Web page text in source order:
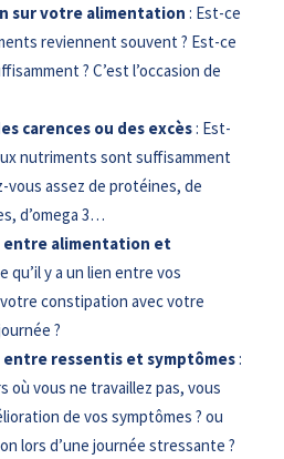
sur votre alimentation : Est-ce
reviennent souvent ? Est-ce
? C’est l’occasion de
carences ou des excès: Est-
nutriments sont suffisamment
vous assez de protéines, de
d’omega 3…
entre alimentation et
qu’il y a un lien entre vos
constipation avec votre
?
ressentis et symptômes:
où vous ne travaillez pas, vous
de vos symptômes ? ou
lors d’une journée stressante ?